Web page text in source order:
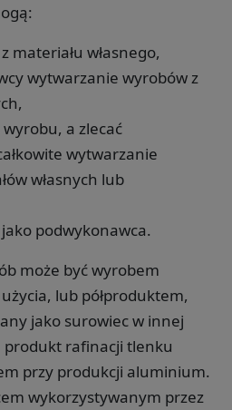
materiału własnego,
wytwarzanie wyrobów z
a zlecać
wytwarzanie
własnych lub
podwykonawca.
może być wyrobem
lub półproduktem,
jako surowiec w innej
produkt rafinacji tlenku
przy produkcji aluminium.
wykorzystywanym przez